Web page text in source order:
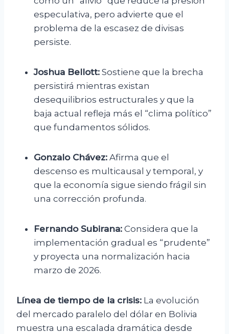
especulativa, pero advierte que el
problema de la escasez de divisas
persiste.
Joshua Bellott: Sostiene que la brecha
persistirá mientras existan
desequilibrios estructurales y que la
baja actual refleja más el “clima político”
que fundamentos sólidos.
Gonzalo Chávez: Afirma que el
descenso es multicausal y temporal, y
que la economía sigue siendo frágil sin
una corrección profunda.
Fernando Subirana: Considera que la
implementación gradual es “prudente”
y proyecta una normalización hacia
marzo de 2026.
Línea de tiempo de la crisis: La evolución
del mercado paralelo del dólar en Bolivia
muestra una escalada dramática desde